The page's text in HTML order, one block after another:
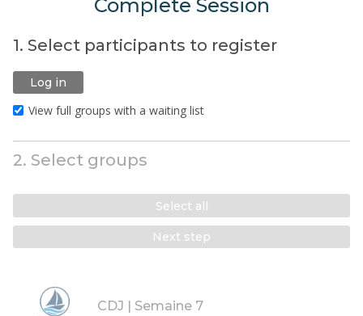
Complete Session
1. Select participants to register
Log in
View full groups with a waiting list
2. Select groups
Select all
Next step
CDJ | Semaine 7